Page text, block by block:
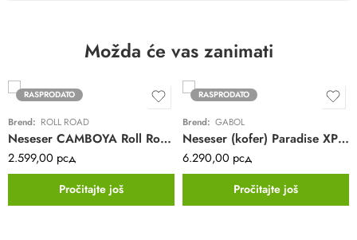
Možda će vas zanimati
RASPRODATO
Brend: ROLL ROAD
Neseser CAMBOYA Roll Road | tirkizni | ABS
2.599,00 рсд
Pročitajte još
RASPRODATO
Brend: GABOL
Neseser (kofer) Paradise XP Gabol | zeleni | ABS
6.290,00 рсд
Pročitajte još